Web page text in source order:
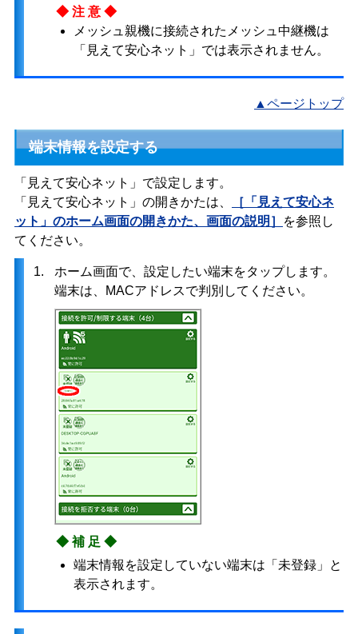
◆注意◆
メッシュ親機に接続されたメッシュ中継機は
「見えて安心ネット」では表示されません。
▲ページトップ
端末情報を設定する
「見えて安心ネット」で設定します。
「見えて安心ネット」の開きかたは、
［「見えて安心ネ
ット」のホーム画面の開きかた、画面の説明］
を参照し
てください。
1.
ホーム画面で、設定したい端末をタップします。
端末は、MACアドレスで判別してください。
◆補足◆
端末情報を設定していない端末は「未登録」と
表示されます。